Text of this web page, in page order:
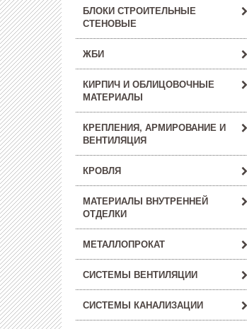
БЛОКИ СТРОИТЕЛЬНЫЕ
СТЕНОВЫЕ
ЖБИ
КИРПИЧ И ОБЛИЦОВОЧНЫЕ
МАТЕРИАЛЫ
КРЕПЛЕНИЯ, АРМИРОВАНИЕ И
ВЕНТИЛЯЦИЯ
КРОВЛЯ
МАТЕРИАЛЫ ВНУТРЕННЕЙ
ОТДЕЛКИ
МЕТАЛЛОПРОКАТ
СИСТЕМЫ ВЕНТИЛЯЦИИ
СИСТЕМЫ КАНАЛИЗАЦИИ